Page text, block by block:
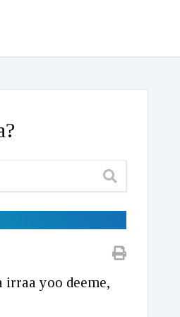
irraa yoo deeme,